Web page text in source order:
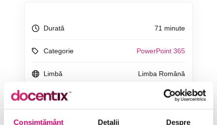
Consimțământ Detalii Despre
Durată 71 minute
Categorie PowerPoint 365
Limbă Limba Română
ÎNCEARCĂ 7 ZILE GRATUIT